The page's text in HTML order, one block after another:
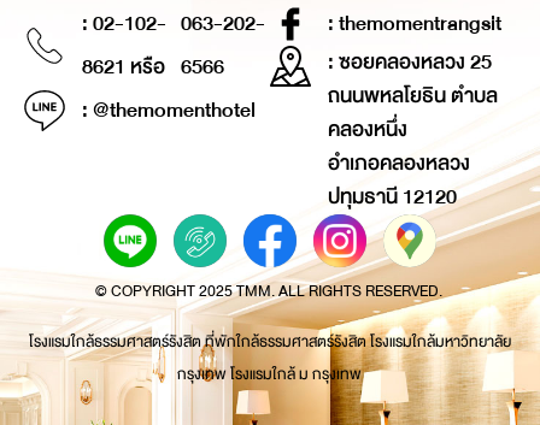
: 02-102-
8621 หรือ
063-202-
6566
: @themomenthotel
: themomentrangsit
: ซอยคลองหลวง 25
ถนนพหลโยธิน ตำบล
คลองหนึ่ง
อำเภอคลองหลวง
ปทุมธานี 12120
© COPYRIGHT 2025 TMM. ALL RIGHTS RESERVED.
โรงแรมใกล้ธรรมศาสตร์รังสิต ที่พักใกล้ธรรมศาสตร์รังสิต โรงแรมใกล้มหาวิทยาลัย
กรุงเทพ โรงแรมใกล้ ม กรุงเทพ